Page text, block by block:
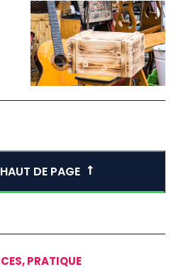
DE PAGE
PRATIQUE